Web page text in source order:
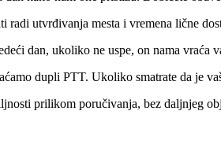
radi utvrđivanja mesta i vremena lične
dan, ukoliko ne uspe, on nama vraća
dupli PTT. Ukoliko smatrate da je
prilikom poručivanja, bez daljnjeg